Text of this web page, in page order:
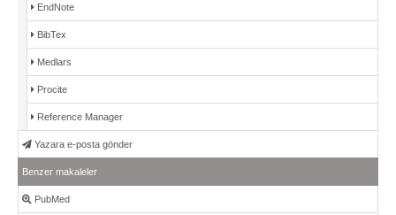
EndNote
BibTex
Medlars
Procite
Reference Manager
Yazara e-posta gönder
Benzer makaleler
PubMed